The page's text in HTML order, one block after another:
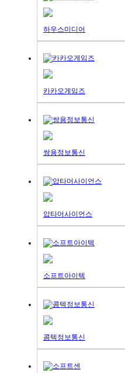
하우스미디어
카카오게임즈
쌍용정보통신
압타머사이언스
소프트아이텍
콤텍정보통신